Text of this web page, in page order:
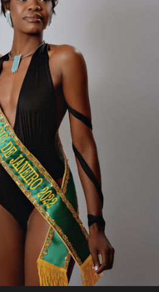
Rio de Janeiro